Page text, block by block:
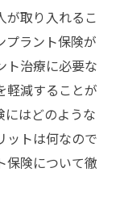
が取り入れるこ
プラント保険が
ト治療に必要な
軽減することが
にはどのような
ットは何なので
保険について徹